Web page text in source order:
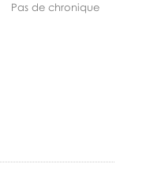
Pas de chronique